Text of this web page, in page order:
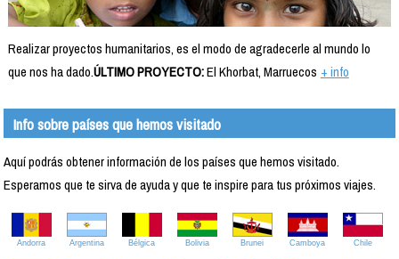
Realizar proyectos humanitarios, es el modo de agradecerle al mundo lo
que nos ha dado.ÚLTIMO PROYECTO:El Khorbat, Marruecos + info
Info sobre países que hemos visitado
Aquí podrás obtener información de los países que hemos visitado.
Esperamos que te sirva de ayuda y que te inspire para tus próximos viajes.
Andorra Argentina Bélgica Bolivia Brunei Camboya Chile